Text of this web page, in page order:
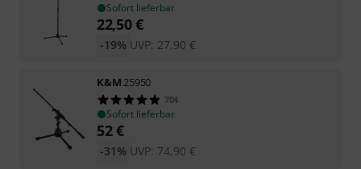
Sofort lieferbar
22,50€
UVP: 27,90 €
-19%
K&M 25950
704
Sofort lieferbar
52€
UVP: 74,90 €
-31%